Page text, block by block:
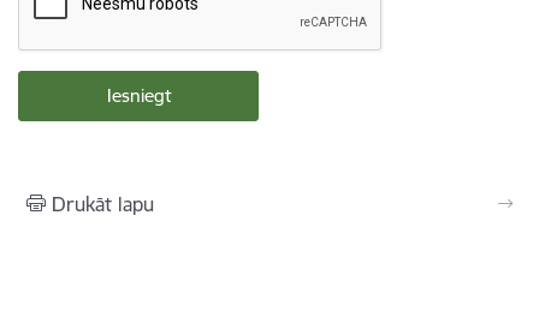
Drukāt lapu